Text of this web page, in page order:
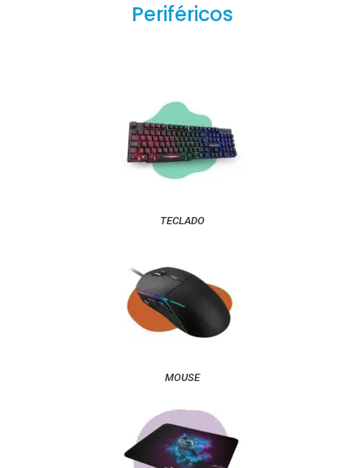
Periféricos
TECLADO
MOUSE